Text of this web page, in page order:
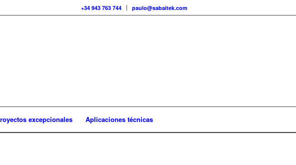
+34 943 763 744 paulo@sabaitek.com
excepcionales Aplicaciones técnicas